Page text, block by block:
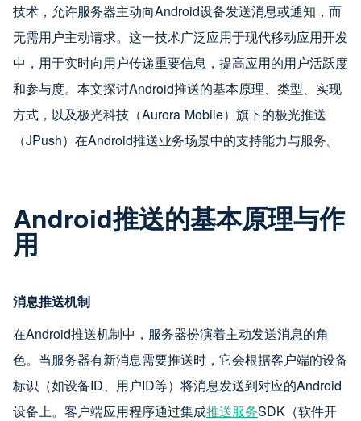
技术，允许服务器主动向Android设备发送消息或通知，而
无需用户主动请求。这一技术广泛应用于现代移动应用开发
中，用于实时向用户传递重要信息，提高应用的用户活跃度
和参与度。本文探讨Android推送的基本原理、类型、实现
方式，以及极光科技（Aurora Mobile）旗下的极光推送
（JPush）在Android推送业务场景中的支持能力与服务。
Android推送的基本原理与作
用
消息推送机制
在Android推送机制中，服务器扮演着主动发送消息的角
色。当服务器有新消息需要推送时，它会根据客户端的设备
标识（如设备ID、用户ID等）将消息发送到对应的Android
设备上。客户端应用程序通过集成推送服务SDK（软件开